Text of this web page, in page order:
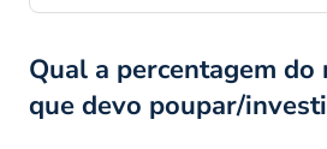
Qual a percentagem
que devo poupar/